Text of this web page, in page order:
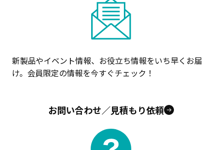
新製品やイベント情報、お役立ち情報をいち早くお届
け。会員限定の情報を今すぐチェック！
お問い合わせ／見積もり依頼